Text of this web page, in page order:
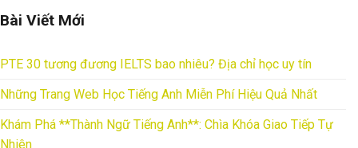
Bài Viết Mới
PTE 30 tương đương IELTS bao nhiêu? Địa chỉ học uy tín
Những Trang Web Học Tiếng Anh Miễn Phí Hiệu Quả Nhất
Khám Phá **Thành Ngữ Tiếng Anh**: Chìa Khóa Giao Tiếp Tự
Nhiên